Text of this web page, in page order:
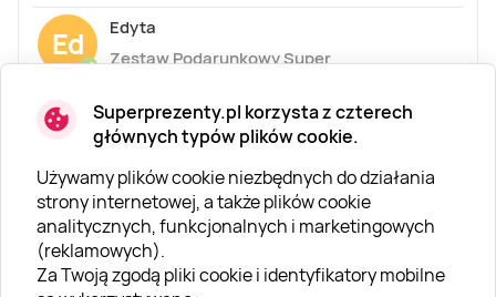
Superprezenty.pl korzysta z czterech
głównych typów plików cookie.
Używamy plików cookie niezbędnych do działania
strony internetowej, a także plików cookie
analitycznych, funkcjonalnych i marketingowych
(reklamowych).
Za Twoją zgodą pliki cookie i identyfikatory mobilne
Ed
✔
Edyta
Zestaw Podarunkowy Super
5.0 Pokaż więcej ∨
Rewelacja:) świetny masaż i peeling, wyszłam zrelaksowana
i z ochotą na powtórkę :) polecam
2025-12-06